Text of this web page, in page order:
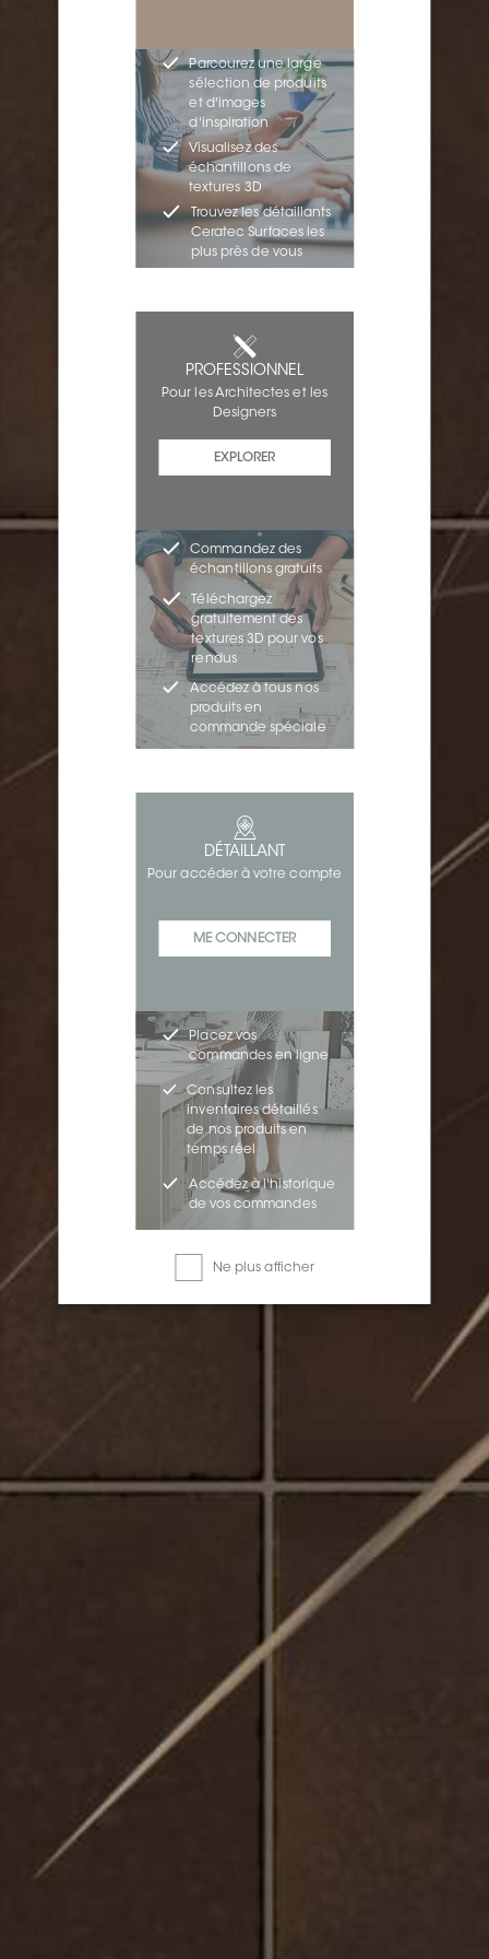
Parcourez une large
sélection de produits
et d'images
d'inspiration
Visualisez des
échantillons de
textures 3D
Trouvez les détaillants
Ceratec Surfaces les
plus près de vous
PROFESSIONNEL
Pour les Architectes et les
Designers
EXPLORER
Commandez des
échantillons gratuits
Téléchargez
gratuitement des
textures 3D pour vos
rendus
Accédez à tous nos
produits en
commande spéciale
DÉTAILLANT
Pour accéder à votre compte
ME CONNECTER
Placez vos
commandes en ligne
Consultez les
inventaires détaillés
de nos produits en
temps réel
Accédez à l'historique
de vos commandes
Ne plus afficher